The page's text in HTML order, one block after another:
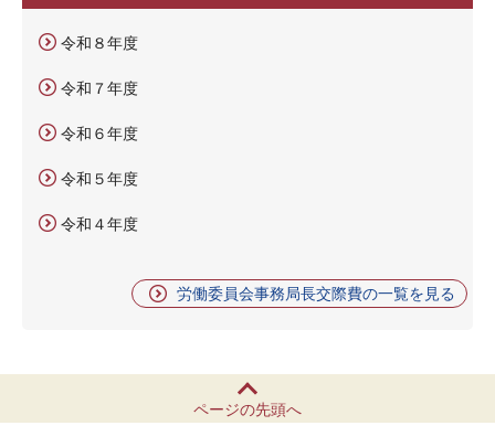
令和８年度
令和７年度
令和６年度
令和５年度
令和４年度
労働委員会事務局長交際費の一覧を見る
ページの先頭へ